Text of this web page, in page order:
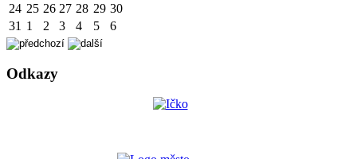
24 25 26 27 28 29 30
31 1 2 3 4 5 6
Odkazy